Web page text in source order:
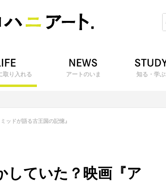
取り入れる アートのいま 知る・学ぶ
ッドが語る古王国の記憶』
していた？映画『ア